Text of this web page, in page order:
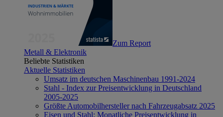
Zum Report
Metall & Elektronik
Beliebte Statistiken
Aktuelle Statistiken
Umsatz im deutschen Maschinenbau 1991-2024
Stahl - Index zur Preisentwicklung in Deutschland
2005-2025
Größte Automobilhersteller nach Fahrzeugabsatz 2025
Eisen und Stahl: Monatliche Preisentwicklung in